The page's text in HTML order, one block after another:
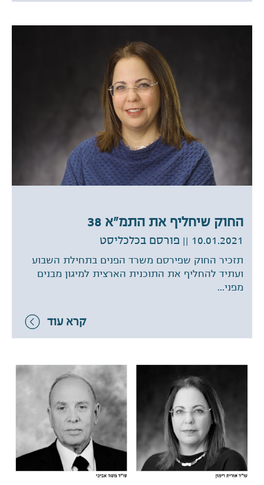
החוק שיחליף את התמ"א 38
10.01.2021 || פורסם בכלכליסט
תזכיר החוק שפירסם משרד הפנים בתחילת השבוע
ועתיד להחליף את התוכנית הארצית למיגון מבנים
מפני...
קרא עוד